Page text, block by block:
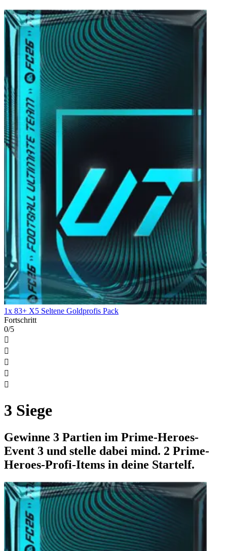
1x 83+ X5 Seltene Goldprofis Pack
Fortschritt
0/5





3 Siege
Gewinne 3 Partien im Prime-Heroes-
Event 3 und stelle dabei mind. 2 Prime-
Heroes-Profi-Items in deine Startelf.